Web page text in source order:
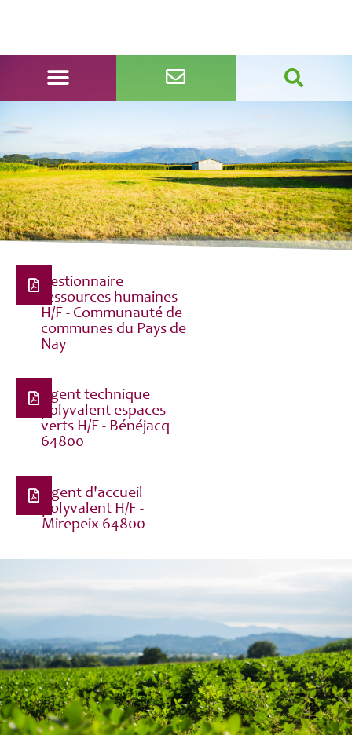
Gestionnaire
ressources humaines
H/F - Communauté de
communes du Pays de
Nay
Agent technique
polyvalent espaces
verts H/F - Bénéjacq
64800
Agent d'accueil
polyvalent H/F -
Mirepeix 64800